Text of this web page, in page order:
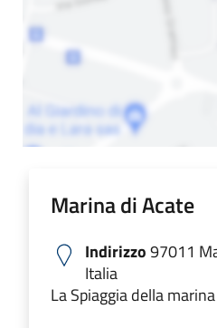
Marina di Acate
Indirizzo97011
Italia
La Spiaggia della